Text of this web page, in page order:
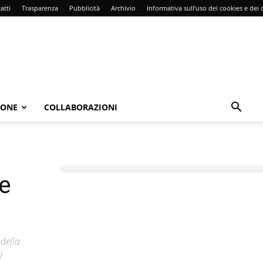
Trasparenza Pubblicità Archivio Informativa sull’uso dei cookies e dei
COLLABORAZIONI